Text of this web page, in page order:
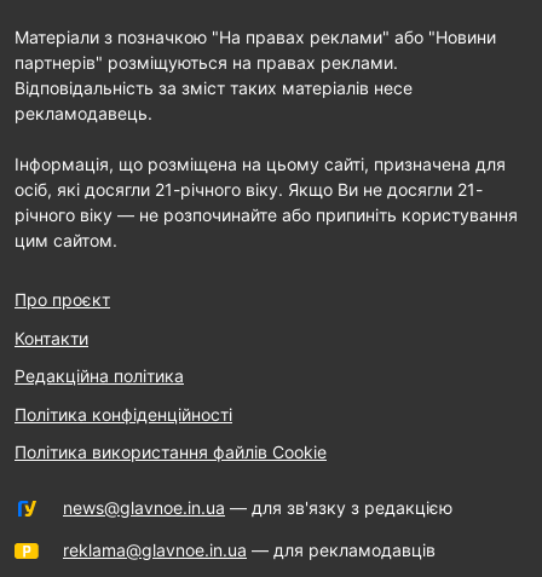
Матеріали з позначкою "На правах реклами" або "Новини
партнерів" розміщуються на правах реклами.
Відповідальність за зміст таких матеріалів несе
рекламодавець.
Інформація, що розміщена на цьому сайті, призначена для
осіб, які досягли 21-річного віку. Якщо Ви не досягли 21-
річного віку — не розпочинайте або припиніть користування
цим сайтом.
Про проєкт
Контакти
Редакційна політика
Політика конфіденційності
Політика використання файлів Cookie
news@glavnoe.in.ua — для зв'язку з редакцією
reklama@glavnoe.in.ua — для рекламодавців